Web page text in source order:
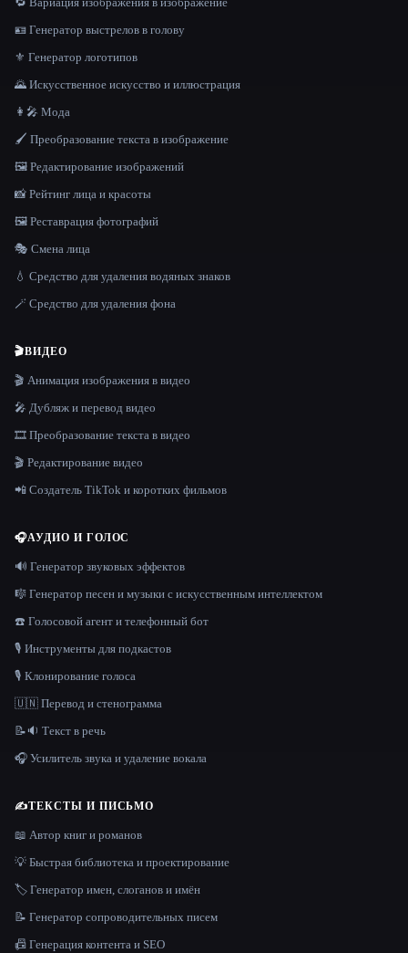
🪪 Генератор выстрелов в голову
⚜️ Генератор логотипов
🌄 Искусственное искусство и иллюстрация
👩‍🎤 Мода
🖌️ Преобразование текста в изображение
🖼️ Редактирование изображений
📸 Рейтинг лица и красоты
🖼️ Реставрация фотографий
🎭 Смена лица
💧 Средство для удаления водяных знаков
🪄 Средство для удаления фона
🎬ВИДЕО
🎬 Анимация изображения в видео
🎤 Дубляж и перевод видео
🎞️ Преобразование текста в видео
🎬 Редактирование видео
📲 Создатель TikTok и коротких фильмов
🎧АУДИО И ГОЛОС
🔊 Генератор звуковых эффектов
🎼 Генератор песен и музыки с искусственным интеллектом
☎️ Голосовой агент и телефонный бот
🎙️ Инструменты для подкастов
🎙️ Клонирование голоса
🇺🇳 Перевод и стенограмма
📝🔉 Текст в речь
🎧 Усилитель звука и удаление вокала
✍️ТЕКСТЫ И ПИСЬМО
📖 Автор книг и романов
💡 Быстрая библиотека и проектирование
🏷️ Генератор имен, слоганов и имён
📝 Генератор сопроводительных писем
📠 Генерация контента и SEO